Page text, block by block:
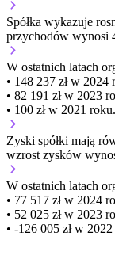
Spółka wykazuje
przychodów wynosi
W ostatnich latach
• 148 237 zł w 2024
• 82 191 zł w 2023
• 100 zł w 2021 roku.
Zyski spółki mają
wzrost zysków
W ostatnich latach
• 77 517 zł w 2024
• 52 025 zł w 2023
• -126 005 zł w